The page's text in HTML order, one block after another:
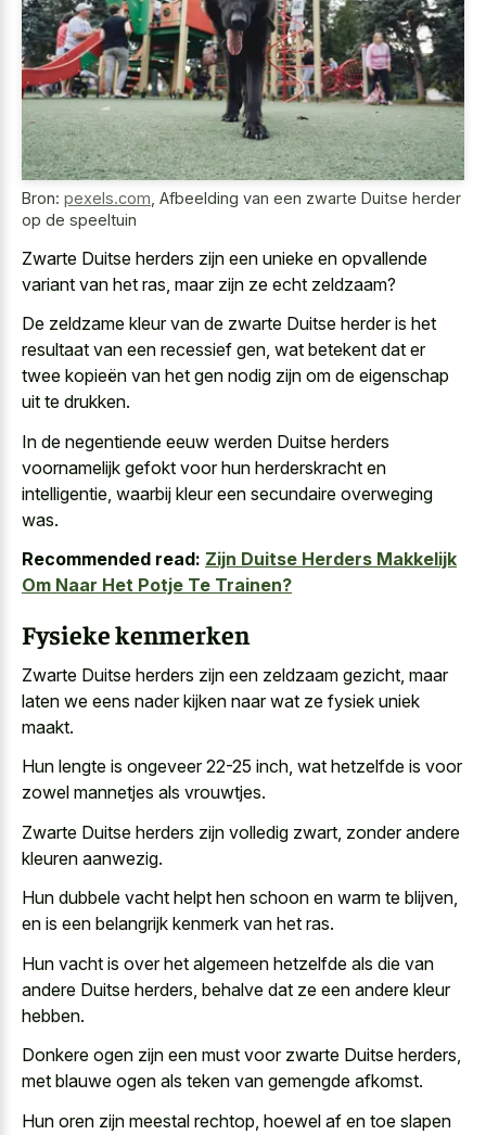
Bron: pexels.com Afbeelding van een zwarte Duitse herder
op de speeltuin
Zwarte Duitse herders zijn een unieke en opvallende
variant van het ras, maar zijn ze echt zeldzaam?
De zeldzame kleur van de zwarte Duitse herder is het
resultaat van een recessief gen, wat betekent dat er
twee kopieën van het gen nodig zijn om de eigenschap
uit te drukken.
In de negentiende eeuw werden Duitse herders
voornamelijk gefokt voor hun herderskracht en
intelligentie, waarbij kleur een secundaire overweging
was.
Recommended read: Zijn Duitse Herders Makkelijk
Om Naar Het Potje Te Trainen?
Fysieke kenmerken
Zwarte Duitse herders zijn een zeldzaam gezicht, maar
laten we eens nader kijken naar wat ze fysiek uniek
maakt.
Hun lengte is ongeveer 22-25 inch, wat hetzelfde is voor
zowel mannetjes als vrouwtjes.
Zwarte Duitse herders zijn volledig zwart, zonder andere
kleuren aanwezig.
Hun dubbele vacht helpt hen schoon en warm te blijven,
en is een belangrijk kenmerk van het ras.
Hun vacht is over het algemeen hetzelfde als die van
andere Duitse herders, behalve dat ze een andere kleur
hebben.
Donkere ogen zijn een must voor zwarte Duitse herders,
met blauwe ogen als teken van gemengde afkomst.
Hun oren zijn meestal rechtop, hoewel af en toe slapen